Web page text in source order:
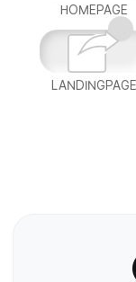
HOMEPAGE
LANDINGPAGE